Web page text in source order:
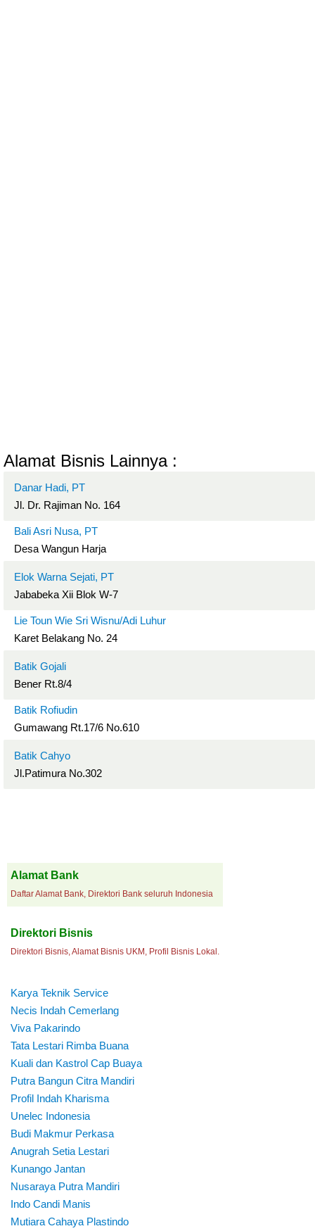
Alamat Bisnis Lainnya :
Danar Hadi, PT
Jl. Dr. Rajiman No. 164
Bali Asri Nusa, PT
Desa Wangun Harja
Elok Warna Sejati, PT
Jababeka Xii Blok W-7
Lie Toun Wie Sri Wisnu/Adi Luhur
Karet Belakang No. 24
Batik Gojali
Bener Rt.8/4
Batik Rofiudin
Gumawang Rt.17/6 No.610
Batik Cahyo
Jl.Patimura No.302
Alamat Bank
Daftar Alamat Bank, Direktori Bank seluruh Indonesia
Direktori Bisnis
Direktori Bisnis, Alamat Bisnis UKM, Profil Bisnis Lokal.
Karya Teknik Service
Necis Indah Cemerlang
Viva Pakarindo
Tata Lestari Rimba Buana
Kuali dan Kastrol Cap Buaya
Putra Bangun Citra Mandiri
Profil Indah Kharisma
Unelec Indonesia
Budi Makmur Perkasa
Anugrah Setia Lestari
Kunango Jantan
Nusaraya Putra Mandiri
Indo Candi Manis
Mutiara Cahaya Plastindo